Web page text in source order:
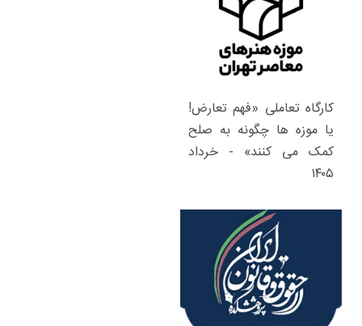
کارگاه تعاملی «فهم تعارض!
یا موزه ها چگونه به صلح
کمک می کنند» - خرداد
۱۴۰۵